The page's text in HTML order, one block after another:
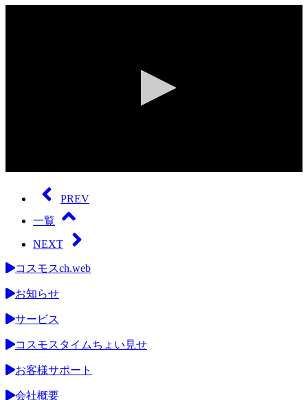
seconds
seconds
PREV
一覧
NEXT
コスモスch.web
お知らせ
サービス
コスモスタイムちょい見せ
お客様サポート
会社概要